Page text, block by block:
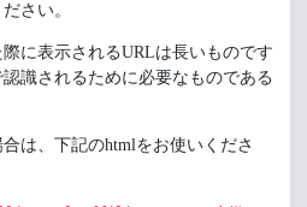
さい。
に表示されるURLは長いものです
識されるために必要なものである
は、下記のhtmlをお使いくださ